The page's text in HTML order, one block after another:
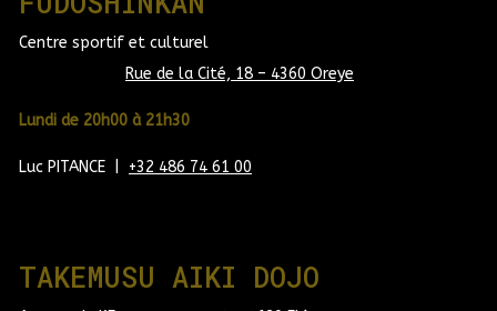
Centre sportif et culturel
Rue de la Cité, 18 – 4360 Oreye
Lundi de 20h00 à 21h30
Luc PITANCE | +32 486 74 61 00
TAKEMUSU AIKI DOJO